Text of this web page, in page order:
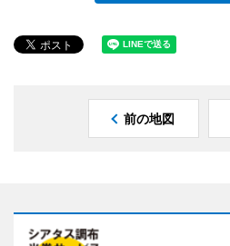
前の地図